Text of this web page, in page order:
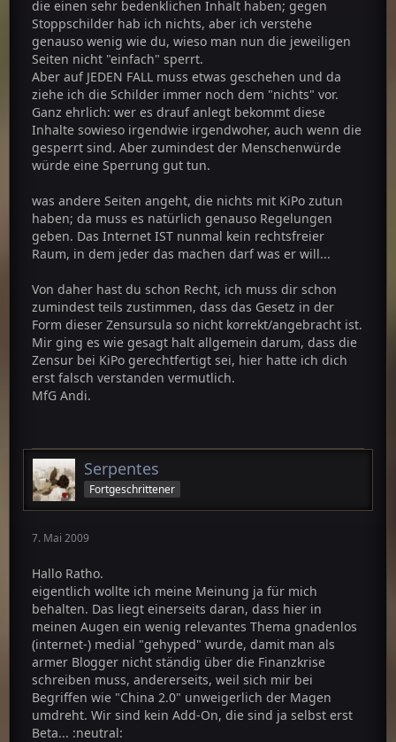
die einen sehr bedenklichen Inhalt haben; gegen
Stoppschilder hab ich nichts, aber ich verstehe
genauso wenig wie du, wieso man nun die jeweiligen
Seiten nicht "einfach" sperrt.
Aber auf JEDEN FALL muss etwas geschehen und da
ziehe ich die Schilder immer noch dem "nichts" vor.
Ganz ehrlich: wer es drauf anlegt bekommt diese
Inhalte sowieso irgendwie irgendwoher, auch wenn die
gesperrt sind. Aber zumindest der Menschenwürde
würde eine Sperrung gut tun.
was andere Seiten angeht, die nichts mit KiPo zutun
haben; da muss es natürlich genauso Regelungen
geben. Das Internet IST nunmal kein rechtsfreier
Raum, in dem jeder das machen darf was er will...
Von daher hast du schon Recht, ich muss dir schon
zumindest teils zustimmen, dass das Gesetz in der
Form dieser Zensursula so nicht korrekt/angebracht ist.
Mir ging es wie gesagt halt allgemein darum, dass die
Zensur bei KiPo gerechtfertigt sei, hier hatte ich dich
erst falsch verstanden vermutlich.
MfG Andi.
Serpentes
Fortgeschrittener
7. Mai 2009
Hallo Ratho.
eigentlich wollte ich meine Meinung ja für mich
behalten. Das liegt einerseits daran, dass hier in
meinen Augen ein wenig relevantes Thema gnadenlos
(internet-) medial "gehyped" wurde, damit man als
armer Blogger nicht ständig über die Finanzkrise
schreiben muss, andererseits, weil sich mir bei
Begriffen wie "China 2.0" unweigerlich der Magen
umdreht. Wir sind kein Add-On, die sind ja selbst erst
Beta... :neutral: